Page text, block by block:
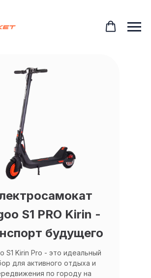
S1 PRO Kirin -
будущего
S1 Kirin Pro - это идеальный
для активного отдыха и
по городу на